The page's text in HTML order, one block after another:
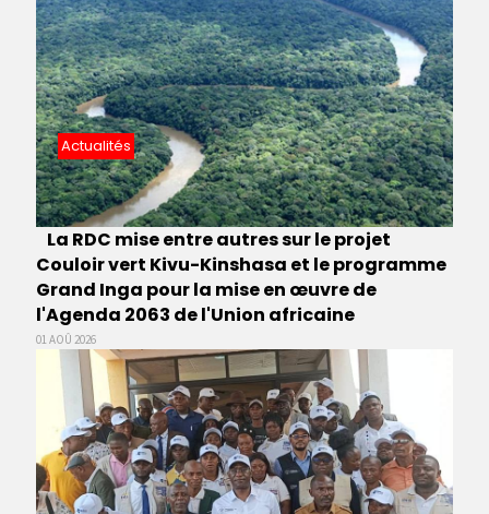
Actualités
La RDC mise entre autres sur le projet
Couloir vert Kivu-Kinshasa et le programme
Grand Inga pour la mise en œuvre de
l'Agenda 2063 de l'Union africaine
01 AOÛ 2026